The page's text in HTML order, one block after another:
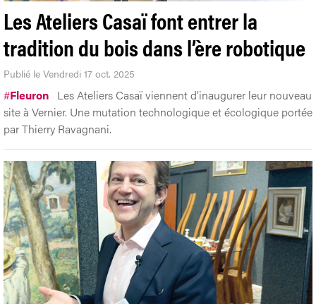
Les Ateliers Casaï font entrer la
tradition du bois dans l’ère robotique
Publié le Vendredi 17 oct. 2025
#Fleuron Les Ateliers Casaï viennent d’inaugurer leur nouveau
site à Vernier. Une mutation technologique et écologique portée
par Thierry Ravagnani.